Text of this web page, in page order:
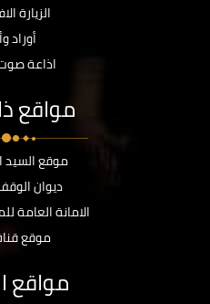
الزيارة
أوراد
اذاعة
مواقع
موقع السيد
ديوان
الامانة العامة
موقع
مواقع